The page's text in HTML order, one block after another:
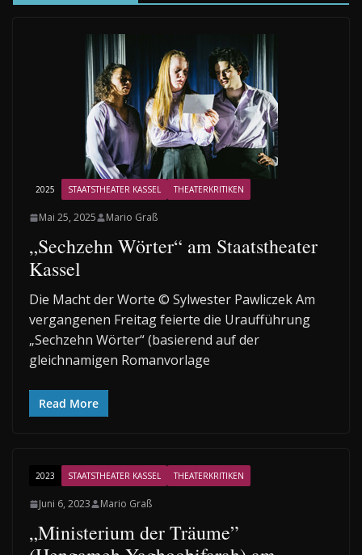
2025 STAATSTHEATER KASSEL THEATERKRITIKEN
Mai 25, 2025 Mario Graß
„Sechzehn Wörter“ am Staatstheater
Kassel
Die Macht der Worte © Sylwester Pawliczek Am
vergangenen Freitag feierte die Uraufführung
„Sechzehn Wörter“ (basierend auf der
gleichnamigen Romanvorlage
Read More
2023 STAATSTHEATER KASSEL THEATERKRITIKEN
Juni 6, 2023 Mario Graß
„Ministerium der Träume”